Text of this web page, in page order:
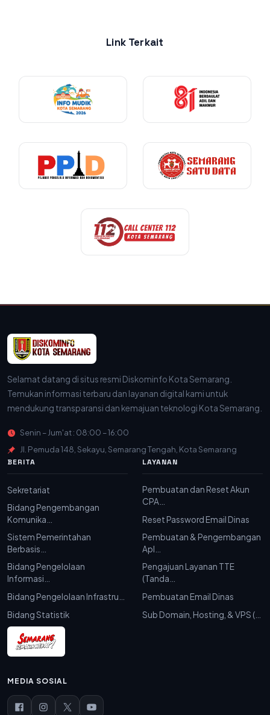
Link Terkait
Selamat datang di situs resmi Diskominfo Kota Semarang.
Temukan informasi terbaru dan layanan digital kami untuk
mendukung transparansi dan kemajuan teknologi Kota Semarang.
Senin – Jum'at : 08:00 – 16:00
Jl. Pemuda 148, Sekayu, Semarang Tengah, Kota Semarang
BERITA
Sekretariat
Bidang Pengembangan
Komunika…
Sistem Pemerintahan
Berbasis…
Bidang Pengelolaan
Informasi…
Bidang Pengelolaan Infrastru…
Bidang Statistik
LAYANAN
Pembuatan dan Reset Akun
CPA…
Reset Password Email Dinas
Pembuatan & Pengembangan
Apl…
Pengajuan Layanan TTE
(Tanda…
Pembuatan Email Dinas
Sub Domain, Hosting, & VPS (…
MEDIA SOSIAL